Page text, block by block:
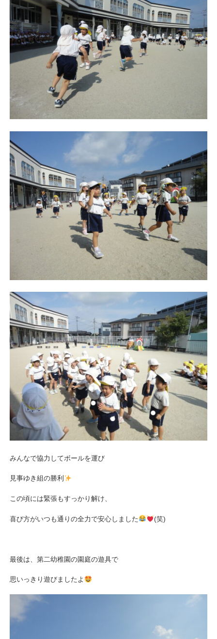
みんなで協力してボールを運び
見事ゆき組の勝利
この頃には緊張もすっかり解け、
喜び方がいつも通りの全力で安心しました (笑)
最後は、第二幼稚園の園庭の遊具で
思いっきり遊びましたよ